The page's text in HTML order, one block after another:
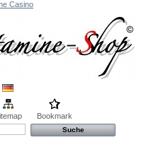
Casino
Bookmark